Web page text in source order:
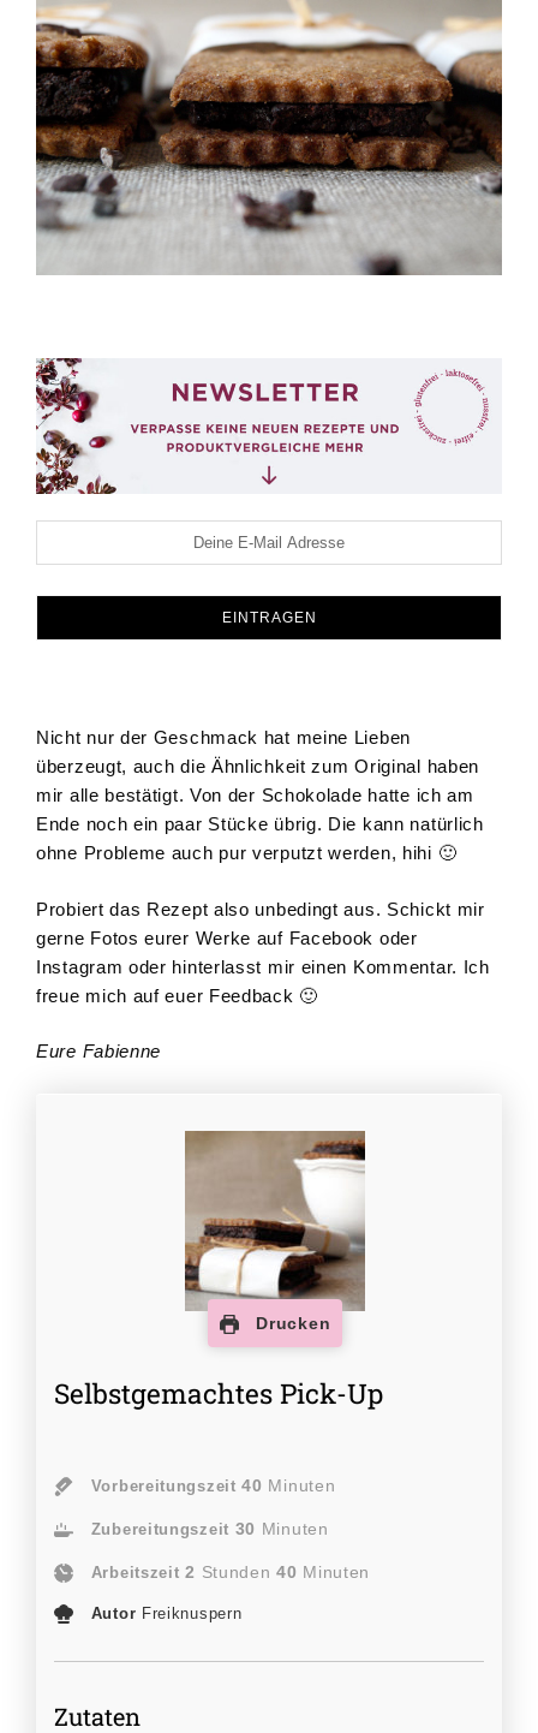
Nicht nur der Geschmack hat meine Lieben
überzeugt, auch die Ähnlichkeit zum Original haben
mir alle bestätigt. Von der Schokolade hatte ich am
Ende noch ein paar Stücke übrig. Die kann natürlich
ohne Probleme auch pur verputzt werden, hihi 🙂
Probiert das Rezept also unbedingt aus. Schickt mir
gerne Fotos eurer Werke auf Facebook oder
Instagram oder hinterlasst mir einen Kommentar. Ich
freue mich auf euer Feedback 🙂
Eure Fabienne
Drucken
Selbstgemachtes Pick-Up
Vorbereitungszeit 40 Minuten
Zubereitungszeit 30 Minuten
Arbeitszeit 2 Stunden 40 Minuten
Autor Freiknuspern
Zutaten